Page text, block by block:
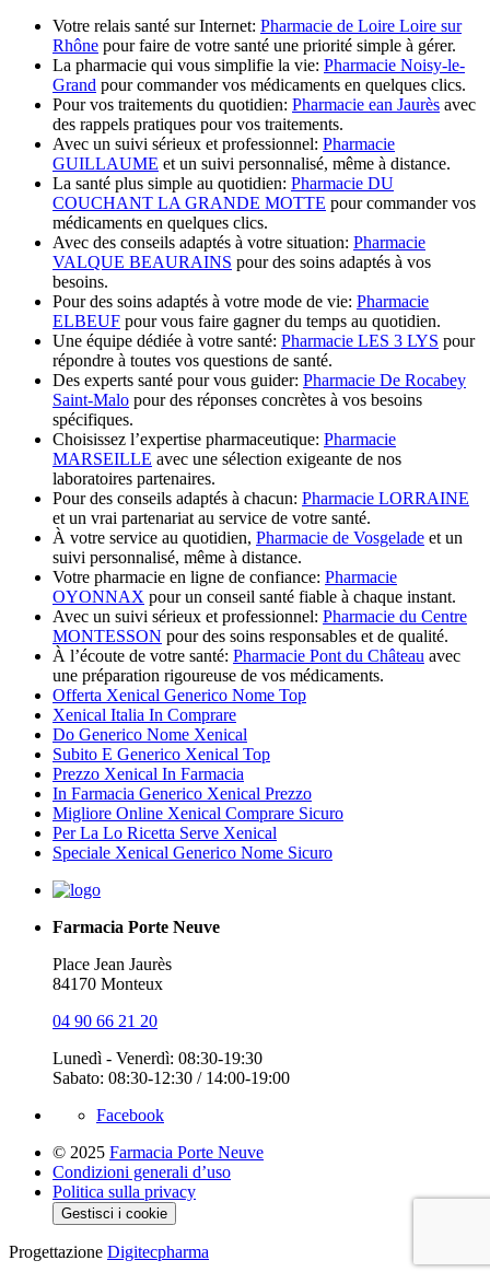
Votre relais santé sur Internet: Pharmacie de Loire Loire sur
Rhône pour faire de votre santé une priorité simple à gérer.
La pharmacie qui vous simplifie la vie: Pharmacie Noisy-le-
Grand pour commander vos médicaments en quelques clics.
Pour vos traitements du quotidien: Pharmacie ean Jaurès avec
des rappels pratiques pour vos traitements.
Avec un suivi sérieux et professionnel: Pharmacie
GUILLAUME et un suivi personnalisé, même à distance.
La santé plus simple au quotidien: Pharmacie DU
COUCHANT LA GRANDE MOTTE pour commander vos
médicaments en quelques clics.
Avec des conseils adaptés à votre situation: Pharmacie
VALQUE BEAURAINS pour des soins adaptés à vos
besoins.
Pour des soins adaptés à votre mode de vie: Pharmacie
ELBEUF pour vous faire gagner du temps au quotidien.
Une équipe dédiée à votre santé: Pharmacie LES 3 LYS pour
répondre à toutes vos questions de santé.
Des experts santé pour vous guider: Pharmacie De Rocabey
Saint-Malo pour des réponses concrètes à vos besoins
spécifiques.
Choisissez l’expertise pharmaceutique: Pharmacie
MARSEILLE avec une sélection exigeante de nos
laboratoires partenaires.
Pour des conseils adaptés à chacun: Pharmacie LORRAINE
et un vrai partenariat au service de votre santé.
À votre service au quotidien, Pharmacie de Vosgelade et un
suivi personnalisé, même à distance.
Votre pharmacie en ligne de confiance: Pharmacie
OYONNAX pour un conseil santé fiable à chaque instant.
Avec un suivi sérieux et professionnel: Pharmacie du Centre
MONTESSON pour des soins responsables et de qualité.
À l’écoute de votre santé: Pharmacie Pont du Château avec
une préparation rigoureuse de vos médicaments.
Offerta Xenical Generico Nome Top
Xenical Italia In Comprare
Do Generico Nome Xenical
Subito E Generico Xenical Top
Prezzo Xenical In Farmacia
In Farmacia Generico Xenical Prezzo
Migliore Online Xenical Comprare Sicuro
Per La Lo Ricetta Serve Xenical
Speciale Xenical Generico Nome Sicuro
Farmacia Porte Neuve
Place Jean Jaurès
84170 Monteux
04 90 66 21 20
Lunedì - Venerdì: 08:30-19:30
Sabato: 08:30-12:30 / 14:00-19:00
Facebook
© 2025 Farmacia Porte Neuve
Condizioni generali d’uso
Politica sulla privacy
Gestisci i cookie
Progettazione Digitecpharma